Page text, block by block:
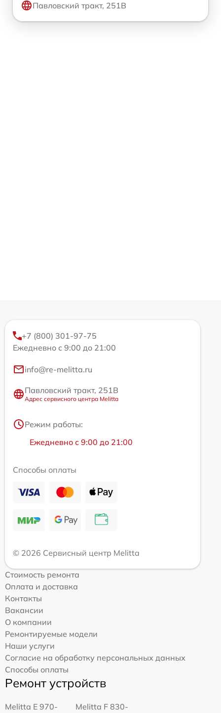
Павловский тракт, 251В
+7 (800) 301-97-75
Ежедневно с 9:00 до 21:00
info@re-melitta.ru
Павловский тракт, 251В
Адрес сервисного центра Melitta
Режим работы:
Ежедневно с 9:00 до 21:00
Способы оплаты
© 2026 Сервисный центр Melitta
Стоимость ремонта
Оплата и доставка
Контакты
Вакансии
О компании
Ремонтируемые модели
Наши услуги
Согласие на обработку персональных данных
Способы оплаты
Ремонт устройств
Melitta Е 970-
Melitta F 830-